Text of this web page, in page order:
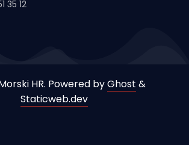
35 12
HR. Powered byGhost &
Staticweb.dev